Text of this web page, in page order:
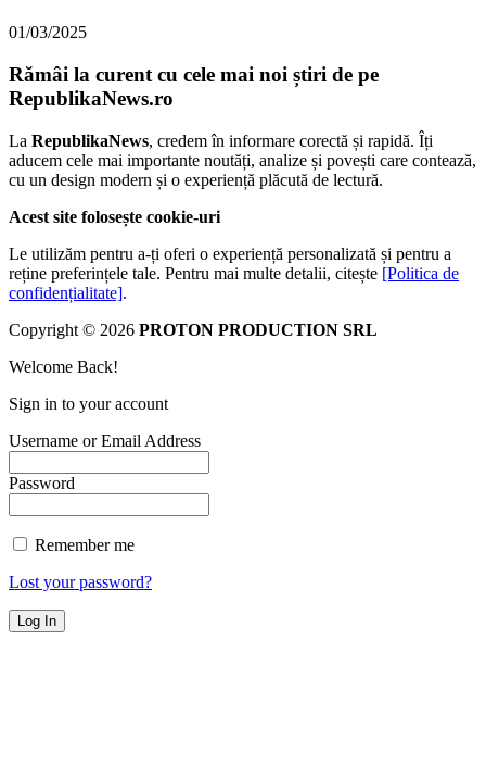
01/03/2025
Rămâi la curent cu cele mai noi știri de pe
RepublikaNews.ro
La RepublikaNews, credem în informare corectă și rapidă. Îți
aducem cele mai importante noutăți, analize și povești care contează,
cu un design modern și o experiență plăcută de lectură.
Acest site folosește cookie-uri
Le utilizăm pentru a-ți oferi o experiență personalizată și pentru a
reține preferințele tale. Pentru mai multe detalii, citește [Politica de
confidențialitate].
Copyright © 2026 PROTON PRODUCTION SRL
Welcome Back!
Sign in to your account
Username or Email Address
Password
Remember me
Lost your password?